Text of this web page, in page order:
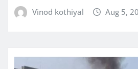
Vinod kothiyal Aug 5,